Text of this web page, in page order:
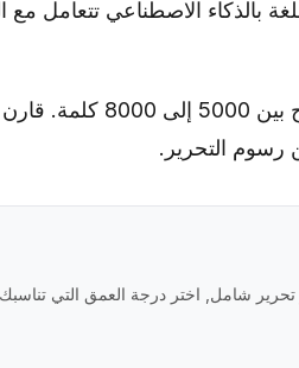
بالذكاء الاصطناعي تتعامل مع
تستغرق العملية الكاملة من 30 إلى 45 دقيقة لورقة نموذجية تتراوح
شامل, اختر درجة العمق التي